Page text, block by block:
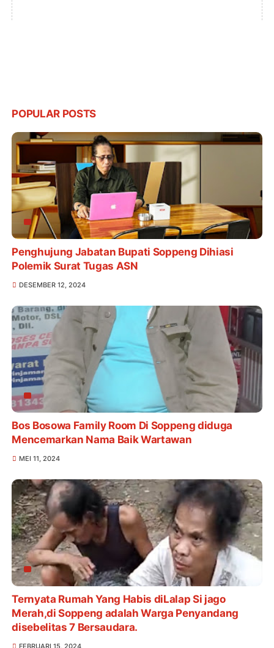
POPULAR POSTS
Penghujung Jabatan Bupati Soppeng Dihiasi
Polemik Surat Tugas ASN
DESEMBER 12, 2024
Bos Bosowa Family Room Di Soppeng diduga
Mencemarkan Nama Baik Wartawan
MEI 11, 2024
Ternyata Rumah Yang Habis diLalap Si jago
Merah,di Soppeng adalah Warga Penyandang
disebelitas 7 Bersaudara.